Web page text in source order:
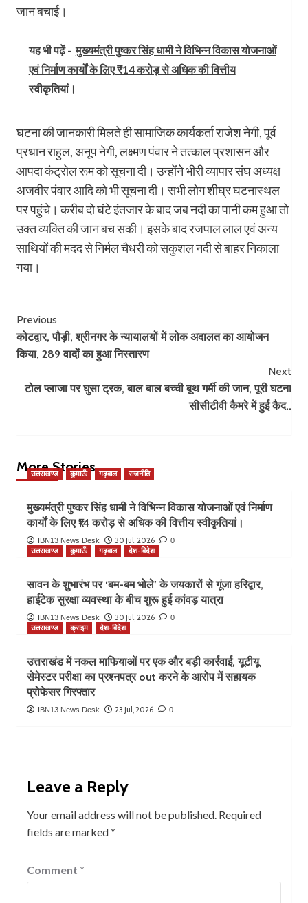
जान बचाई।
यह भी पढ़ें - मुख्यमंत्री पुष्कर सिंह धामी ने विभिन्न विकास योजनाओं
एवं निर्माण कार्यों के लिए ₹14 करोड़ से अधिक की वित्तीय
स्वीकृतियां।
घटना की जानकारी मिलते ही सामाजिक कार्यकर्ता राजेश नेगी, पूर्व
प्रधान राहुल, अनूप नेगी, लक्ष्मण पंवार ने तत्काल प्रशासन और
आपदा कंट्रोल रूम को सूचना दी। उन्होंने भीरी व्यापार संघ अध्यक्ष
अजवीर पंवार आदि को भी सूचना दी। सभी लोग शीघ्र घटनास्थल
पर पहुंचे। करीब दो घंटे इंतजार के बाद जब नदी का पानी कम हुआ तो
उक्त व्यक्ति की जान बच सकी। इसके बाद रजपाल लाल एवं अन्य
साथियों की मदद से निर्मल चैधरी को सकुशल नदी से बाहर निकाला
गया।
Post
Navigation
Previous
कोटद्वार, पौड़ी, श्रीनगर के न्यायालयों में लोक अदालत का आयोजन
किया, 289 वादों का हुआ निस्तारण
Next
टोल प्लाजा पर घुसा ट्रक, बाल बाल बच्ची बूथ गर्मी की जान, पूरी घटना
सीसीटीवी कैमरे में हुई कैद..
More Stories
उत्तराखण्ड कुमाऊँ गढ़वाल राजनीति
मुख्यमंत्री पुष्कर सिंह धामी ने विभिन्न विकास योजनाओं एवं निर्माण
कार्यों के लिए ₹14 करोड़ से अधिक की वित्तीय स्वीकृतियां।
IBN13 News Desk 30 Jul, 2026 0
उत्तराखण्ड कुमाऊँ गढ़वाल देश-विदेश
सावन के शुभारंभ पर ‘बम-बम भोले’ के जयकारों से गूंजा हरिद्वार,
हाईटेक सुरक्षा व्यवस्था के बीच शुरू हुई कांवड़ यात्रा
IBN13 News Desk 30 Jul, 2026 0
उत्तराखण्ड क्राइम देश-विदेश
उत्तराखंड में नकल माफियाओं पर एक और बड़ी कार्रवाई, यूटीयू
सेमेस्टर परीक्षा का प्रश्नपत्र out करने के आरोप में सहायक
प्रोफेसर गिरफ्तार
IBN13 News Desk 23 Jul, 2026 0
Leave a Reply
Your email address will not be published. Required
fields are marked*
Comment *